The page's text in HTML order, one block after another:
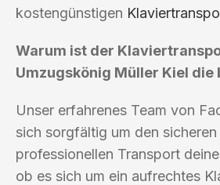
kostengünstigen
Warum ist der
Umzugskönig Müller Kiel die
Unser erfahrenes Team von
sich sorgfältig um den sicheren
professionellen Transport
ob es sich um ein aufrechtes